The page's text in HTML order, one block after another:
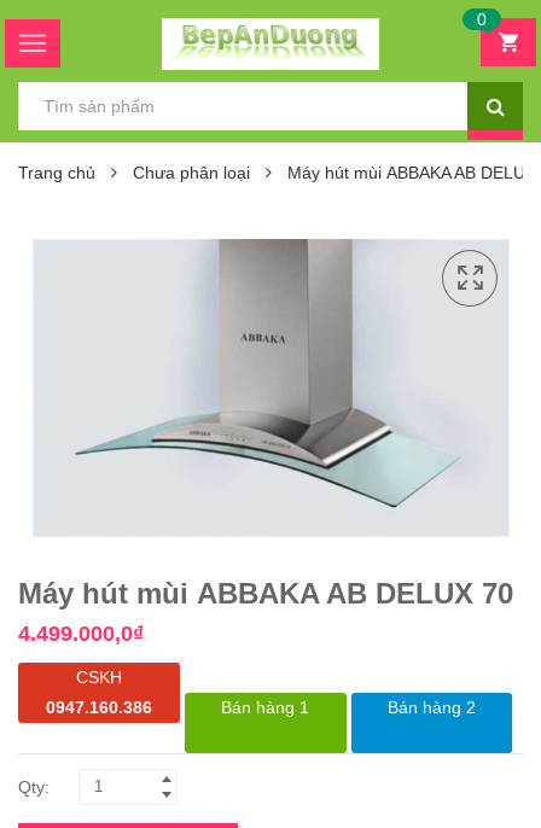
0
Trang chủ Chưa phân loại Máy hút mùi ABBAKA AB DELUX
Máy hút mùi ABBAKA AB DELUX 70
4.499.000,0₫
CSKH
0947.160.386
Bán hàng 1 Bán hàng 2